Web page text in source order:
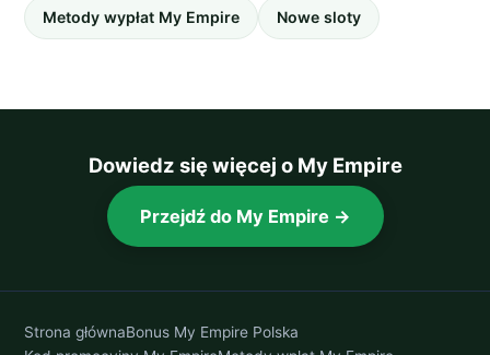
Metody wypłat My Empire Nowe sloty
Dowiedz się więcej o My Empire
Przejdź do My Empire →
Strona głównaBonus My Empire Polska